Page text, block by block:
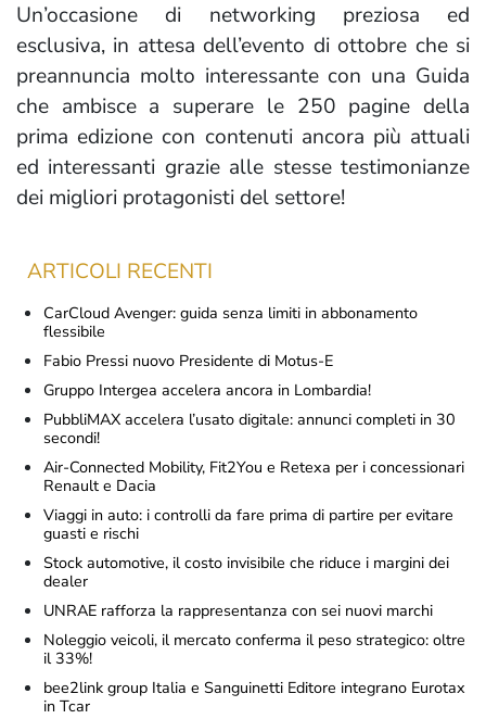
Un’occasione di networking preziosa ed
esclusiva, in attesa dell’evento di ottobre che si
preannuncia molto interessante con una Guida
che ambisce a superare le 250 pagine della
prima edizione con contenuti ancora più attuali
ed interessanti grazie alle stesse testimonianze
dei migliori protagonisti del settore!
ARTICOLI RECENTI
CarCloud Avenger: guida senza limiti in abbonamento
flessibile
Fabio Pressi nuovo Presidente di Motus-E
Gruppo Intergea accelera ancora in Lombardia!
PubbliMAX accelera l’usato digitale: annunci completi in 30
secondi!
Air-Connected Mobility, Fit2You e Retexa per i concessionari
Renault e Dacia
Viaggi in auto: i controlli da fare prima di partire per evitare
guasti e rischi
Stock automotive, il costo invisibile che riduce i margini dei
dealer
UNRAE rafforza la rappresentanza con sei nuovi marchi
Noleggio veicoli, il mercato conferma il peso strategico: oltre
il 33%!
bee2link group Italia e Sanguinetti Editore integrano Eurotax
in Tcar